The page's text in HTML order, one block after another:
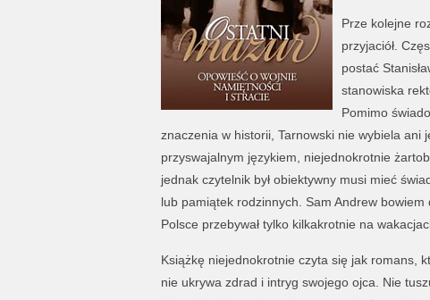
Prze kolejne
przyjaciół.
postać
stanowiska
Pomimo
znaczenia w historii, Tarnowski nie wybiela ani
przyswajalnym językiem, niejednokrotnie
jednak czytelnik był obiektywny musi mieć
lub pamiątek rodzinnych. Sam Andrew
Polsce przebywał tylko kilkakrotnie na
Książkę niejednokrotnie czyta się jak romans,
nie ukrywa zdrad i intryg swojego ojca. Nie